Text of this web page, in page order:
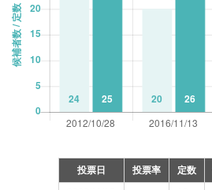
投票日 投票率 定数